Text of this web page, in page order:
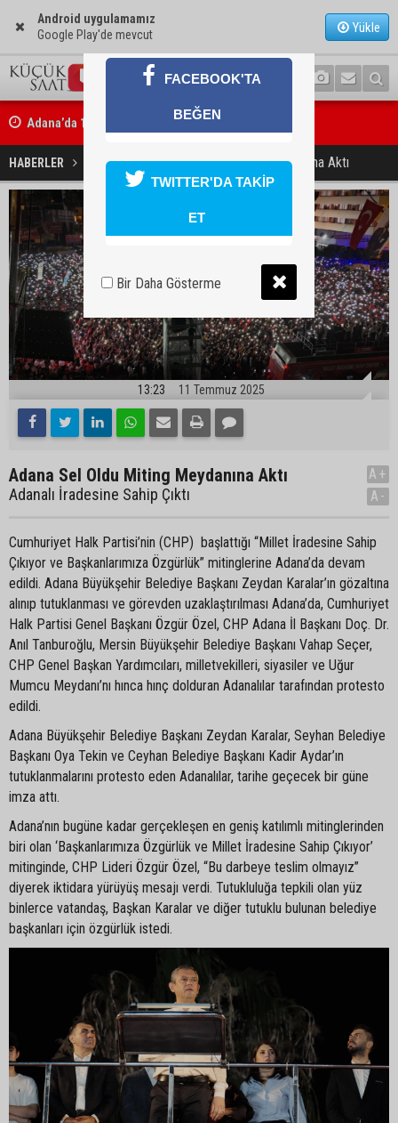
Android uygulamamız
Google Play'de mevcut
Yükle
Adana’da 12 bin 73 afet konutu ve köy evi inşa edildi
HABERLER YAŞAM Adana Sel Oldu Miting Meydanına Aktı
13:23 11 Temmuz 2025
Adana Sel Oldu Miting Meydanına Aktı
Adanalı İradesine Sahip Çıktı
A+
A-
Cumhuriyet Halk Partisi’nin (CHP) başlattığı “Millet İradesine Sahip
Çıkıyor ve Başkanlarımıza Özgürlük” mitinglerine Adana’da devam
edildi. Adana Büyükşehir Belediye Başkanı Zeydan Karalar’ın gözaltına
alınıp tutuklanması ve görevden uzaklaştırılması Adana’da, Cumhuriyet
Halk Partisi Genel Başkanı Özgür Özel, CHP Adana İl Başkanı Doç. Dr.
Anıl Tanburoğlu, Mersin Büyükşehir Belediye Başkanı Vahap Seçer,
CHP Genel Başkan Yardımcıları, milletvekilleri, siyasiler ve Uğur
Mumcu Meydanı’nı hınca hınç dolduran Adanalılar tarafından protesto
edildi.
Adana Büyükşehir Belediye Başkanı Zeydan Karalar, Seyhan Belediye
Başkanı Oya Tekin ve Ceyhan Belediye Başkanı Kadir Aydar’ın
tutuklanmalarını protesto eden Adanalılar, tarihe geçecek bir güne
imza attı.
Adana’nın bugüne kadar gerçekleşen en geniş katılımlı mitinglerinden
biri olan ‘Başkanlarımıza Özgürlük ve Millet İradesine Sahip Çıkıyor’
mitinginde, CHP Lideri Özgür Özel, “Bu darbeye teslim olmayız”
diyerek iktidara yürüyüş mesajı verdi. Tutukluluğa tepkili olan yüz
binlerce vatandaş, Başkan Karalar ve diğer tutuklu bulunan belediye
başkanları için özgürlük istedi.
FACEBOOK'TA
BEĞEN
TWITTER'DA TAKİP
ET
Bir Daha Gösterme